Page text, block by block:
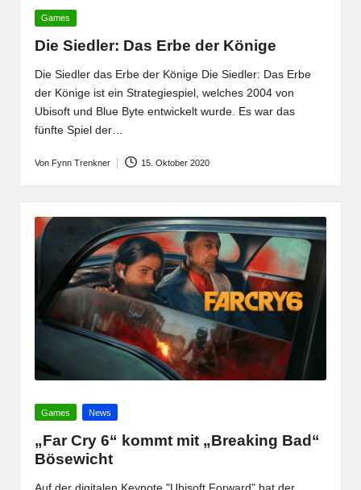
Posted
Games
Die Siedler: Das Erbe der Könige
Die Siedler das Erbe der Könige Die Siedler: Das Erbe
der Könige ist ein Strategiespiel, welches 2004 von
Ubisoft und Blue Byte entwickelt wurde. Es war das
fünfte Spiel der…
Posted
Von Fynn Trenkner 15. Oktober 2020
Posted
Games News
„Far Cry 6“ kommt mit „Breaking Bad“
Bösewicht